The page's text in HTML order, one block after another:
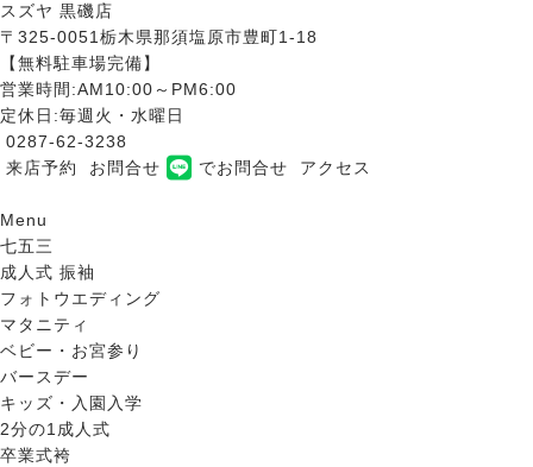
スズヤ 黒磯店
〒325-0051栃木県那須塩原市豊町1-18
【無料駐車場完備】
営業時間:AM10:00～PM6:00
定休日:毎週火・水曜日
0287-62-3238
来店予約
お問合せ でお問合せ アクセス
Menu
七五三
成人式 振袖
フォトウエディング
マタニティ
ベビー・お宮参り
バースデー
キッズ・入園入学
2分の1成人式
卒業式袴